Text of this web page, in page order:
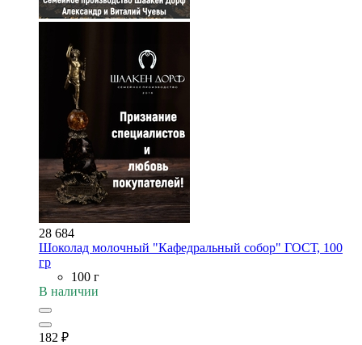
28 684
Шоколад молочный "Кафедральный собор" ГОСТ, 100
гр
100 г
В наличии
182 ₽